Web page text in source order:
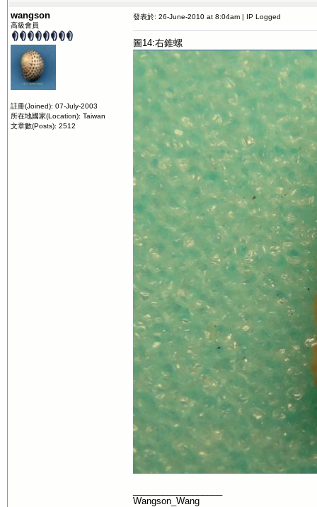
wangson
高級會員
註冊(Joined): 07-July-2003
所在地國家(Location): Taiwan
文章數(Posts): 2512
發表於: 26-June-2010 at 8:04am | IP Logged
圖14:右錐螺
Wangson_Wang